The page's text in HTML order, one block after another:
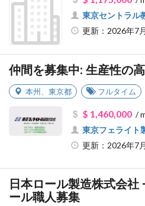
東京セントラル
更新：2026年7
仲間を募集中: 生産性の
本州 東京都 フルタイム
$ 1,460,000/
東京フェライト
更新：2026年7
日本ロール製造株式会
ール職人募集